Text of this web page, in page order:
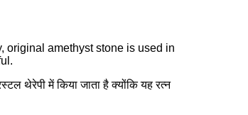
original amethyst stone is used in
थेरेपी में किया जाता है क्योंकि यह रत्न